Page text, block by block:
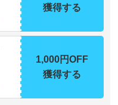
獲得する
1,000円OFF
獲得する